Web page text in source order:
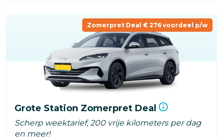
Zomerpret Deal € 276 voordeel p/w
Grote Station Zomerpret Deal
Scherp weektarief, 200 vrije kilometers per dag
en meer!